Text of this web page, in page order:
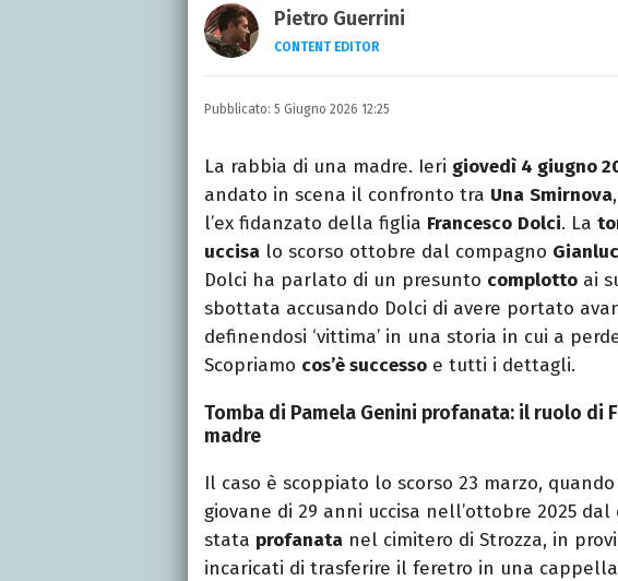
Pietro Guerrini
CONTENT EDITOR
Laurea in Lettere, smania di viaggi e
e della Pixar).
Pubblicato: 5 Giugno 2026 12:25
La rabbia di una madre. Ieri giovedì 4 giugno
andato in scena il confronto tra Una Smirnova
l’ex fidanzato della figlia Francesco Dolci. La
uccisa lo scorso ottobre dal compagno
Dolci ha parlato di un presunto complotto ai
sbottata accusando Dolci di avere portato
definendosi ‘vittima’ in una storia in cui a
Scopriamo cos’è successo e tutti i dettagli.
Tomba di Pamela Genini profanata: il ruolo di
madre
Il caso è scoppiato lo scorso 23 marzo,
giovane di 29 anni uccisa nell’ottobre 2025 dal
stata profanata nel cimitero di Strozza, in
incaricati di trasferire il feretro in una